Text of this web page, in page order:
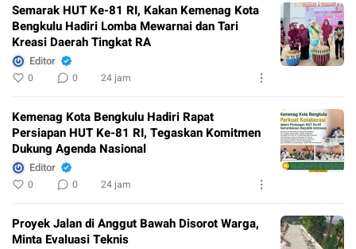
Semarak HUT Ke-81 RI, Kakan Kemenag Kota
Bengkulu Hadiri Lomba Mewarnai dan Tari
Kreasi Daerah Tingkat RA
Editor
0 0 24 jam
Kemenag Kota Bengkulu Hadiri Rapat
Persiapan HUT Ke-81 RI, Tegaskan Komitmen
Dukung Agenda Nasional
Editor
0 0 24 jam
Proyek Jalan di Anggut Bawah Disorot Warga,
Minta Evaluasi Teknis